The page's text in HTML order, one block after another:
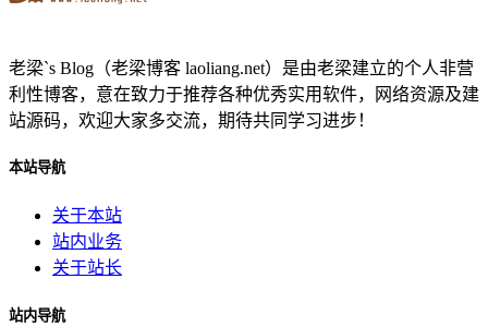
老梁`s Blog（老梁博客 laoliang.net）是由老梁建立的个人非营
利性博客，意在致力于推荐各种优秀实用软件，网络资源及建
站源码，欢迎大家多交流，期待共同学习进步！
本站导航
关于本站
站内业务
关于站长
站内导航